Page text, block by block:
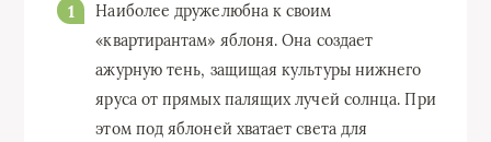
Наиболее дружелюбна к своим
«квартирантам» яблоня. Она создает
ажурную тень, защищая культуры нижнего
яруса от прямых палящих лучей солнца. При
этом под яблоней хватает света для